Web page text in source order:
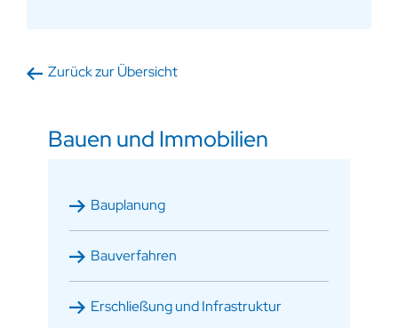
Zurück zur Übersicht
Bauen und Immobilien
Bauplanung
Bauverfahren
Erschließung und Infrastruktur